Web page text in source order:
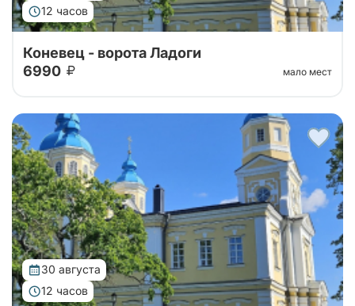
12 часов
Тур организован совместно с Паломнической
службой Коневского монастыря. Уехать утром с
большой земли, чтобы к вечеру вернуться другим
человеком — такую силу имеет однодне...
Коневец - ворота Ладоги
6990
мало мест
30 августа
12 часов